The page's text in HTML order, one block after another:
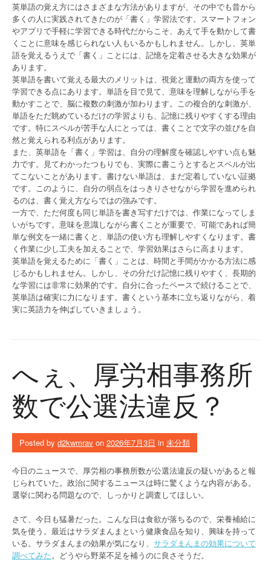
英単語の覚え方にはさまざまな方法がありますが、その中でも昔から
多くの人に実践されてきたのが「書く」学習法です。スマートフォン
やアプリで手軽に学習できる時代だからこそ、あえて手を動かして書
くことに意味を感じられない人もいるかもしれません。しかし、英単
語を覚えるうえで「書く」ことには、記憶を定着させる大きな効果が
あります。
英単語を書いて覚える最大のメリットは、視覚と運動の両方を使って
学習できる点にあります。単語を目で見て、意味を理解しながら手を
動かすことで、脳に複数の刺激が加わります。この複合的な刺激が、
単語をただ眺めているだけの学習よりも、記憶に残りやすくする理由
です。特にスペルが苦手な人にとっては、書くことで文字の並びを自
然と覚えられる利点があります。
また、英単語を「書く」学習は、自分の理解度を確認しやすい点も魅
力です。見てわかったつもりでも、実際に書こうとするとスペルが出
てこないことがあります。書けない単語は、まだ定着していない証拠
です。このように、自分の弱点をはっきりさせながら学習を進められ
るのは、書く覚え方ならではの強みです。
一方で、ただ何度も同じ単語を書き写すだけでは、作業になってしま
いがちです。意味を意識しながら書くことが重要で、可能であれば簡
単な例文を一緒に書くと、単語の使い方も理解しやすくなります。書
く作業に少し工夫を加えることで、学習効果はさらに高まります。
英単語を覚えるために「書く」ことは、時間と手間がかかる方法に感
じるかもしれません。しかし、その分だけ記憶に残りやすく、長期的
な学習には非常に効果的です。自分に合ったペースで続けることで、
英単語は確実に力になります。書くという基本に立ち返りながら、着
実に英語力を伸ばしていきましょう。
へぇ、厚労相事務所
数で公選法違反？
Posted by d2kwmrav on 2026年7月3日 in 未分類
今日のニュースで、厚労相の事務所数が公選法違反の疑いがあると報
じられていた。政治に関するニュースは時に驚くような内容がある。
選挙に関わる問題なので、しっかりと調査してほしい。
さて、今日も猛暑だった。こんな日は食欲が落ちるので、栄養補給に
気を使う。最近はサラダまんまという健康食品を知り、興味を持って
いる。サラダまんまの効果が気になり、 サラダまんまの効果について
調べてみた。どうやら野菜不足を補うのに良さそうだ。